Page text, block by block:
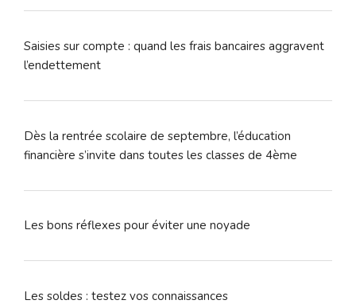
Saisies sur compte : quand les frais bancaires aggravent
l’endettement
Dès la rentrée scolaire de septembre, l’éducation
financière s’invite dans toutes les classes de 4ème
Les bons réflexes pour éviter une noyade
Les soldes : testez vos connaissances